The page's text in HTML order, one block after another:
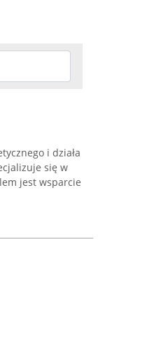
i działa
się w
jest wsparcie